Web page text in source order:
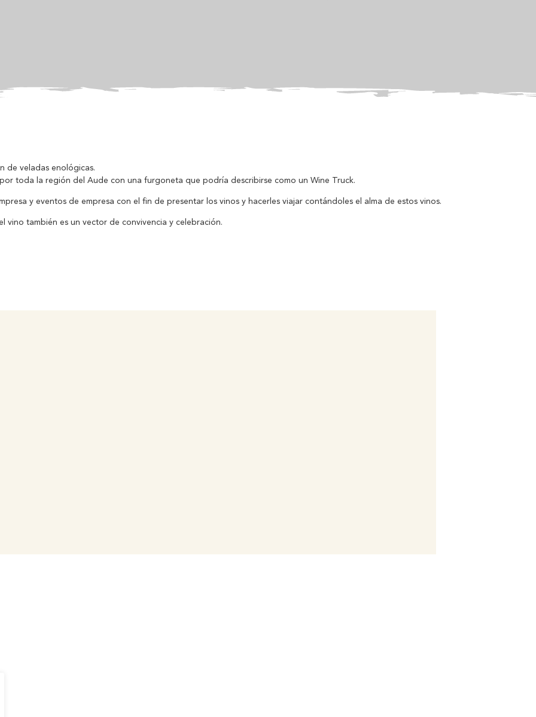
de veladas enológicas.
toda la región del Aude con una furgoneta que podría describirse como un Wine Truck.
y eventos de empresa con el fin de presentar los vinos y hacerles viajar contándoles el alma de estos vinos.
vino también es un vector de convivencia y celebración.